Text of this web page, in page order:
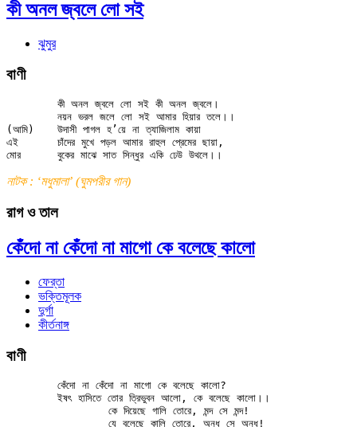
কী অনল জ্বলে লো সই
ঝুমুর
বাণী
(আমি)	উদাসী পাগল হ’য়ে না ত্যাজিলাম কায়া
এই	চাঁদের মুখে পড়ল আমার রাহুল প্রেমের ছায়া,
নাটক : ‘মধুমালা’ (ঘুমপরীর গান)
রাগ ও তাল
কেঁদো না কেঁদো না মাগো কে বলেছে কালো
ফের্‌তা
ভক্তিমূলক
দুর্গা
কীর্তনাঙ্গ
বাণী
	ইষৎ হাসিতে তোর ত্রিভুবন আলো, কে বলেছে কালো।।